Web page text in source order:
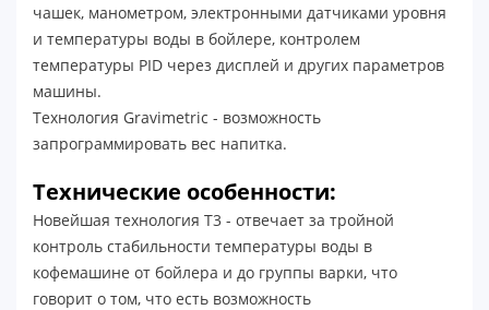
чашек, манометром, электронными датчиками уровня
и температуры воды в бойлере, контролем
температуры PID через дисплей и других параметров
машины.
Технология Gravimetric - возможность
запрограммировать вес напитка.
Технические особенности:
Новейшая технология Т3 - отвечает за тройной
контроль стабильности температуры воды в
кофемашине от бойлера и до группы варки, что
говорит о том, что есть возможность